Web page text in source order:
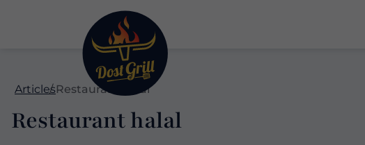
ArticlesRestaurant halal
Restaurant halal